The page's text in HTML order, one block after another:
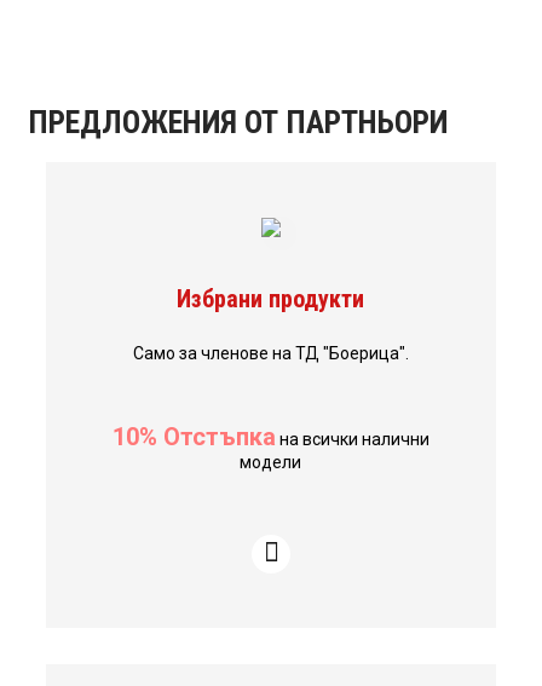
ПРЕДЛОЖЕНИЯ ОТ ПАРТНЬОРИ
Избрани продукти
Само за членове на ТД "Боерица".
10% Отстъпка на всички налични
модели